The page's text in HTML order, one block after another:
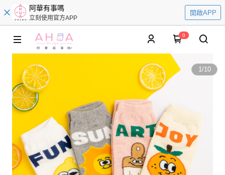
阿華有事嗎
立刻使用官方APP
開啟APP
0
1/10